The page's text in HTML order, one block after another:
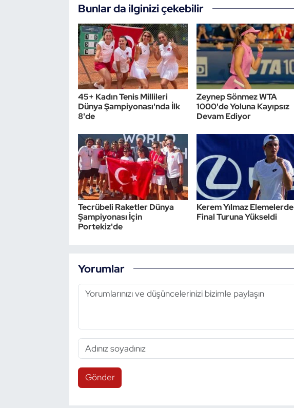
Bunlar da ilginizi çekebilir
45+ Kadın Tenis Millileri
Dünya Şampiyonası'nda İlk
8'de
Zeynep Sönmez WTA
1000'de Yoluna Kayıpsız
Devam Ediyor
Tecrübeli Raketler Dünya
Şampiyonası İçin
Portekiz'de
Kerem Yılmaz Elemelerde
Final Turuna Yükseldi
Yorumlar
Gönder
Sualtı Sporları
Vücut Geliştirme Fitness